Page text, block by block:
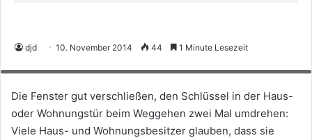
djd 10. November 2014 44 1 Minute Lesezeit
Ort aus die Sicherheit des Zuhauses kontrollieren und steuern. Foto:
Die Fenster gut verschließen, den Schlüssel in der Haus-
oder Wohnungstür beim Weggehen zwei Mal umdrehen:
Viele Haus- und Wohnungsbesitzer glauben, dass sie